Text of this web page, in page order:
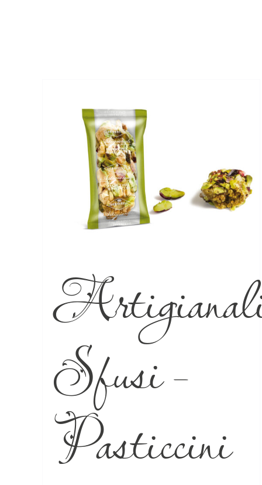
Sfusi –
Pasticcini